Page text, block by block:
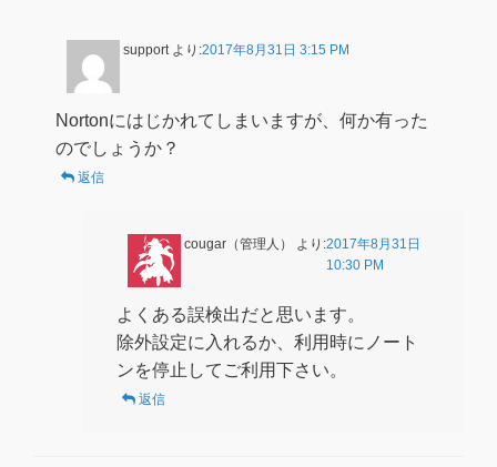
support より:2017年8月31日 3:15 PM
Nortonにはじかれてしまいますが、何か有った
のでしょうか？
返信
cougar（管理人） より:2017年8月31日
10:30 PM
よくある誤検出だと思います。
除外設定に入れるか、利用時にノート
ンを停止してご利用下さい。
返信